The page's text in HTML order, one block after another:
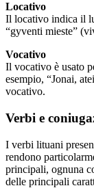
Locativo
Il locativo indica il
“gyventi mieste”
Vocativo
Il vocativo è usato
esempio, “Jonai,
vocativo.
Verbi e
I verbi lituani
rendono
principali, ognuna
delle principali